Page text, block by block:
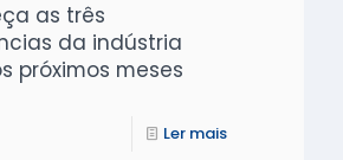
as três
da indústria
próximos meses
Ler mais